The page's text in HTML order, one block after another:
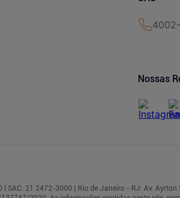
Nossas
SAC: 21 2472-3000 | Rio de Janeiro - RJ: Av.